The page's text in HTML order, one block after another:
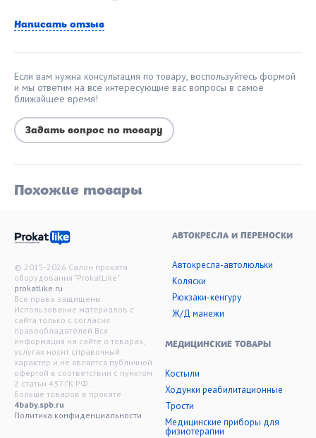
Написать отзыв
Если вам нужна консультация по товару, воспользуйтесь формой
и мы ответим на все интересующие вас вопросы в самое
ближайшее время!
Задать вопрос по товару
Похожие товары
© 2015-2026 Салон проката
оборудования "ProkatLike"
prokatlike.ru
Все права защищены.
Использование материалов с
сайта только с согласия
правообладателей Вся
информация на сайте о товарах,
услугах носит справочный
характер и не является публичной
офертой в соответствии с пунктом
2 статьи 437 ГК РФ. .
Больше товаров в прокате
4baby.spb.ru
Политика конфиденциальности
АВТОКРЕСЛА И ПЕРЕНОСКИ
Автокресла-автолюльки
Коляски
Рюкзаки-кенгуру
Ж/Д манежи
МЕДИЦИНСКИЕ ТОВАРЫ
Костыли
Ходунки реабилитационные
Трости
Медицинские приборы для
физиотерапии